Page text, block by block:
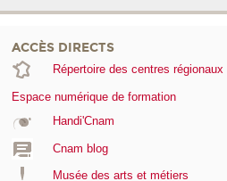
ACCÈS DIRECTS
Répertoire des centres régionaux
Espace numérique de formation
Handi'Cnam
Cnam blog
Musée des arts et métiers